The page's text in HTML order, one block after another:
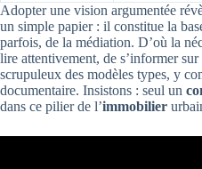
Adopter une vision argumentée
un simple papier : il constitue la
parfois, de la médiation. D’où la
lire attentivement, de s’informer
scrupuleux des modèles types, y
documentaire. Insistons : seul un
dans ce pilier de l’immobilier